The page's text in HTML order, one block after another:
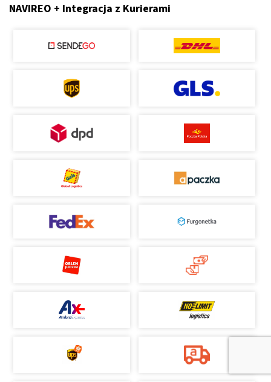
NAVIREO + Integracja z Kurierami